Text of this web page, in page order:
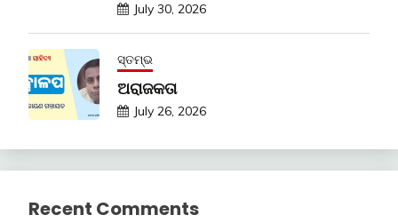
July 30, 2026
ସ୍ତମ୍ଭ
ଅରାଜକତା
July 26, 2026
Recent Comments